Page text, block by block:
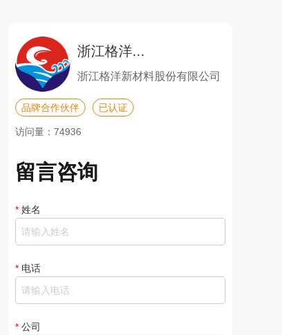
浙江格洋...
浙江格洋新材料股份有限公司
品牌合作伙伴 已认证
访问量：74936
留言咨询
* 姓名
* 电话
* 公司